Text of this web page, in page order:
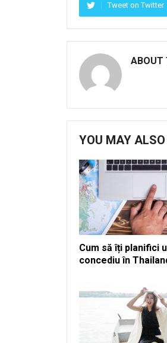
Tweet on Twitter
ABOUT
YOU MAY ALSO
Cum să îți planifici
concediu în